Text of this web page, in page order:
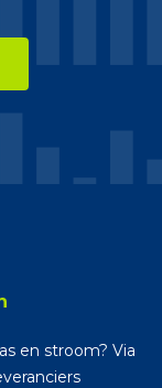
en stroom? Via